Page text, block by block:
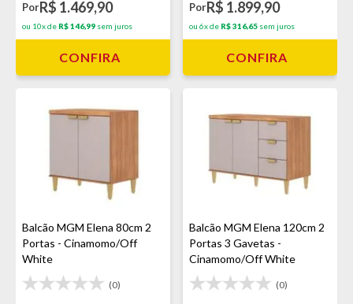
PorR$ 1.469,90
ou 10x de R$ 146,99 sem juros
CONFIRA
PorR$ 1.899,90
ou 6x de R$ 316,65 sem juros
CONFIRA
Balcão MGM Elena 80cm 2
Portas - Cinamomo/Off
White
(0)
Balcão MGM Elena 120cm 2
Portas 3 Gavetas -
Cinamomo/Off White
(0)